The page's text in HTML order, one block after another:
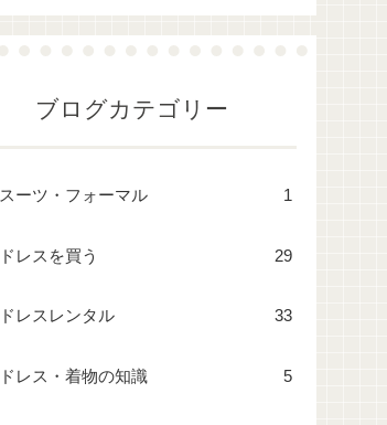
ブログカテゴリー
スーツ・フォーマル 1
ドレスを買う 29
ドレスレンタル 33
ドレス・着物の知識 5